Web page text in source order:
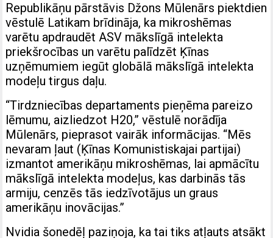
Republikāņu pārstāvis Džons Mūlenārs piektdien
vēstulē Latikam brīdināja, ka mikroshēmas
varētu apdraudēt ASV mākslīgā intelekta
priekšrocības un varētu palīdzēt Ķīnas
uzņēmumiem iegūt globālā mākslīgā intelekta
modeļu tirgus daļu.
“Tirdzniecības departaments pieņēma pareizo
lēmumu, aizliedzot H20,” vēstulē norādīja
Mūlenārs, pieprasot vairāk informācijas. “Mēs
nevaram ļaut (Ķīnas Komunistiskajai partijai)
izmantot amerikāņu mikroshēmas, lai apmācītu
mākslīgā intelekta modeļus, kas darbinās tās
armiju, cenzēs tās iedzīvotājus un graus
amerikāņu inovācijas.”
Nvidia šonedēļ paziņoja, ka tai tiks atļauts atsākt